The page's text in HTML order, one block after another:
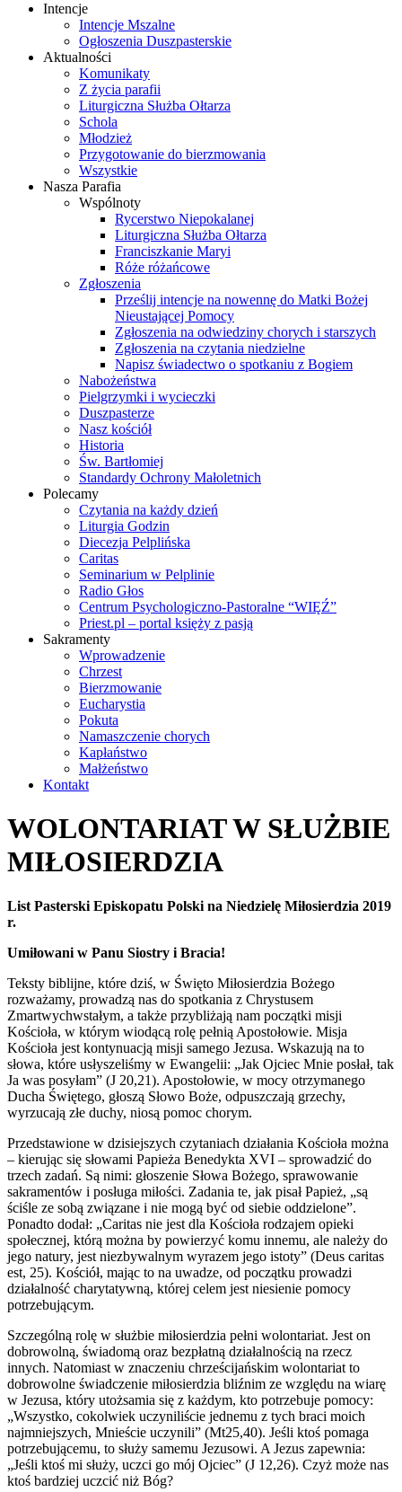
Intencje
Intencje Mszalne
Ogłoszenia Duszpasterskie
Aktualności
Komunikaty
Z życia parafii
Liturgiczna Służba Ołtarza
Schola
Młodzież
Przygotowanie do bierzmowania
Wszystkie
Nasza Parafia
Wspólnoty
Rycerstwo Niepokalanej
Liturgiczna Służba Ołtarza
Franciszkanie Maryi
Róże różańcowe
Zgłoszenia
Prześlij intencje na nowennę do Matki Bożej
Nieustającej Pomocy
Zgłoszenia na odwiedziny chorych i starszych
Zgłoszenia na czytania niedzielne
Napisz świadectwo o spotkaniu z Bogiem
Nabożeństwa
Pielgrzymki i wycieczki
Duszpasterze
Nasz kościół
Historia
Św. Bartłomiej
Standardy Ochrony Małoletnich
Polecamy
Czytania na każdy dzień
Liturgia Godzin
Diecezja Pelplińska
Caritas
Seminarium w Pelplinie
Radio Głos
Centrum Psychologiczno-Pastoralne “WIĘŹ”
Priest.pl – portal księży z pasją
Sakramenty
Wprowadzenie
Chrzest
Bierzmowanie
Eucharystia
Pokuta
Namaszczenie chorych
Kapłaństwo
Małżeństwo
Kontakt
WOLONTARIAT W SŁUŻBIE
MIŁOSIERDZIA
List Pasterski Episkopatu Polski na Niedzielę Miłosierdzia 2019
r.
Umiłowani w Panu Siostry i Bracia!
Teksty biblijne, które dziś, w Święto Miłosierdzia Bożego
rozważamy, prowadzą nas do spotkania z Chrystusem
Zmartwychwstałym, a także przybliżają nam początki misji
Kościoła, w którym wiodącą rolę pełnią Apostołowie. Misja
Kościoła jest kontynuacją misji samego Jezusa. Wskazują na to
słowa, które usłyszeliśmy w Ewangelii: „Jak Ojciec Mnie posłał, tak
Ja was posyłam” (J 20,21). Apostołowie, w mocy otrzymanego
Ducha Świętego, głoszą Słowo Boże, odpuszczają grzechy,
wyrzucają złe duchy, niosą pomoc chorym.
Przedstawione w dzisiejszych czytaniach działania Kościoła można
– kierując się słowami Papieża Benedykta XVI – sprowadzić do
trzech zadań. Są nimi: głoszenie Słowa Bożego, sprawowanie
sakramentów i posługa miłości. Zadania te, jak pisał Papież, „są
ściśle ze sobą związane i nie mogą być od siebie oddzielone”.
Ponadto dodał: „Caritas nie jest dla Kościoła rodzajem opieki
społecznej, którą można by powierzyć komu innemu, ale należy do
jego natury, jest niezbywalnym wyrazem jego istoty” (Deus caritas
est, 25). Kościół, mając to na uwadze, od początku prowadzi
działalność charytatywną, której celem jest niesienie pomocy
potrzebującym.
Szczególną rolę w służbie miłosierdzia pełni wolontariat. Jest on
dobrowolną, świadomą oraz bezpłatną działalnością na rzecz
innych. Natomiast w znaczeniu chrześcijańskim wolontariat to
dobrowolne świadczenie miłosierdzia bliźnim ze względu na wiarę
w Jezusa, który utożsamia się z każdym, kto potrzebuje pomocy:
„Wszystko, cokolwiek uczyniliście jednemu z tych braci moich
najmniejszych, Mnieście uczynili” (Mt25,40). Jeśli ktoś pomaga
potrzebującemu, to służy samemu Jezusowi. A Jezus zapewnia:
„Jeśli ktoś mi służy, uczci go mój Ojciec” (J 12,26). Czyż może nas
ktoś bardziej uczcić niż Bóg?